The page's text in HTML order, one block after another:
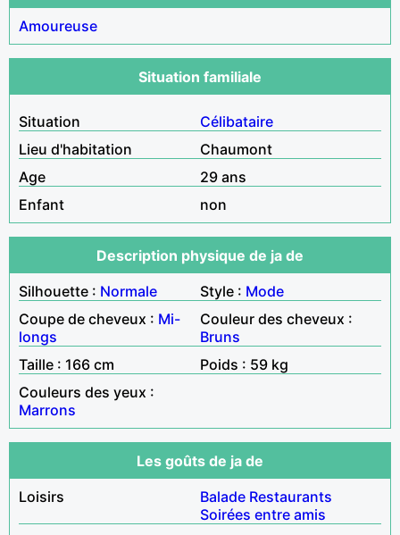
Amoureuse
Situation familiale
Situation
Célibataire
Lieu d'habitation
Chaumont
Age
29 ans
Enfant
non
Description physique de ja de
Silhouette : Normale Style : Mode
Coupe de cheveux : Mi-
longs
Couleur des cheveux :
Bruns
Taille : 166 cm
Poids : 59 kg
Couleurs des yeux :
Marrons
Les goûts de ja de
Loisirs
Balade Restaurants
Soirées entre amis